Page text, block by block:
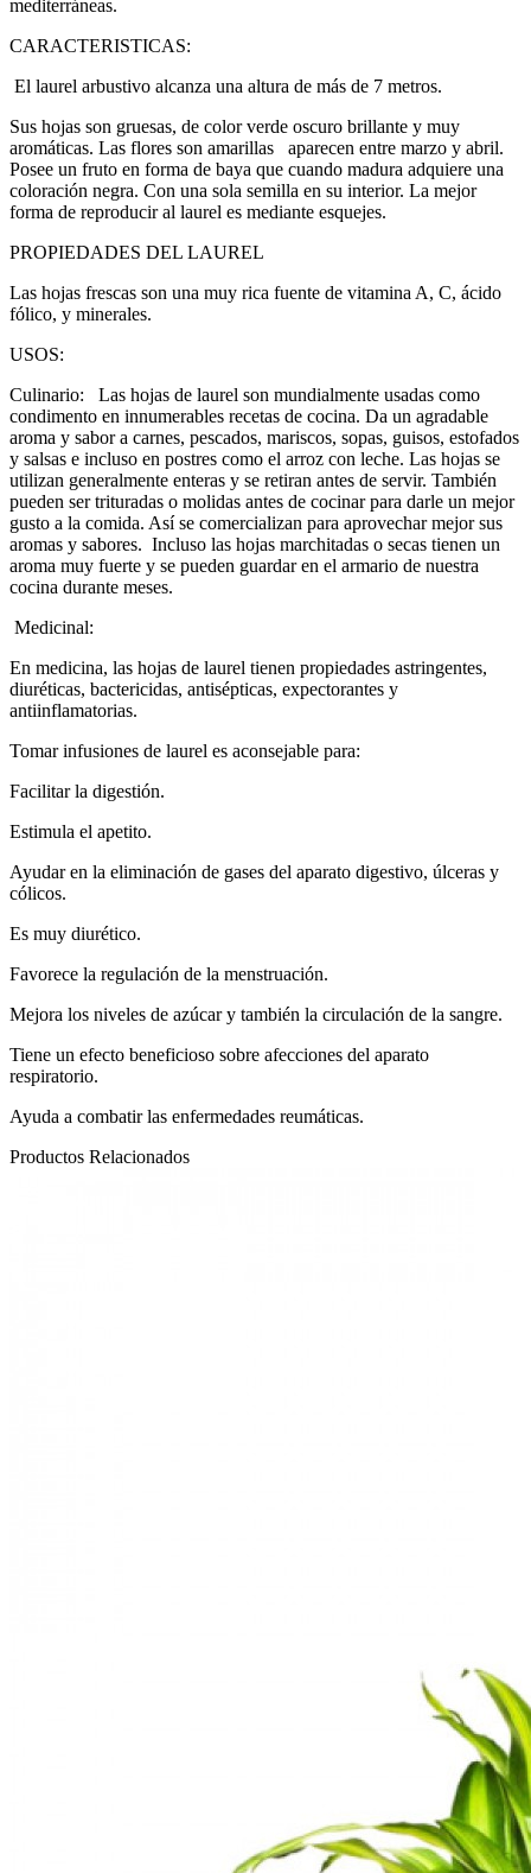
mediterráneas.
CARACTERISTICAS:
El laurel arbustivo alcanza una altura de más de 7 metros.
Sus hojas son gruesas, de color verde oscuro brillante y muy
aromáticas. Las flores son amarillas aparecen entre marzo y abril.
Posee un fruto en forma de baya que cuando madura adquiere una
coloración negra. Con una sola semilla en su interior. La mejor
forma de reproducir al laurel es mediante esquejes.
PROPIEDADES DEL LAUREL
Las hojas frescas son una muy rica fuente de vitamina A, C, ácido
fólico, y minerales.
USOS:
Culinario: Las hojas de laurel son mundialmente usadas como
condimento en innumerables recetas de cocina. Da un agradable
aroma y sabor a carnes, pescados, mariscos, sopas, guisos, estofados
y salsas e incluso en postres como el arroz con leche. Las hojas se
utilizan generalmente enteras y se retiran antes de servir. También
pueden ser trituradas o molidas antes de cocinar para darle un mejor
gusto a la comida. Así se comercializan para aprovechar mejor sus
aromas y sabores. Incluso las hojas marchitadas o secas tienen un
aroma muy fuerte y se pueden guardar en el armario de nuestra
cocina durante meses.
Medicinal:
En medicina, las hojas de laurel tienen propiedades astringentes,
diuréticas, bactericidas, antisépticas, expectorantes y
antiinflamatorias.
Tomar infusiones de laurel es aconsejable para:
Facilitar la digestión.
Estimula el apetito.
Ayudar en la eliminación de gases del aparato digestivo, úlceras y
cólicos.
Es muy diurético.
Favorece la regulación de la menstruación.
Mejora los niveles de azúcar y también la circulación de la sangre.
Tiene un efecto beneficioso sobre afecciones del aparato
respiratorio.
Ayuda a combatir las enfermedades reumáticas.
Productos Relacionados